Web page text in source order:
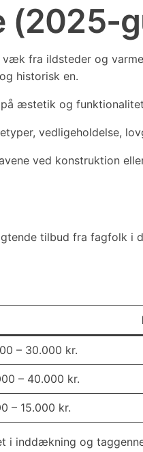
(2025-
fra ildsteder og
historisk en.
æstetik og
vedligeholdelse,
ved konstruktion
tilbud fra fagfolk i
– 30.000 kr.
– 40.000 kr.
– 15.000 kr.
i inddækning og